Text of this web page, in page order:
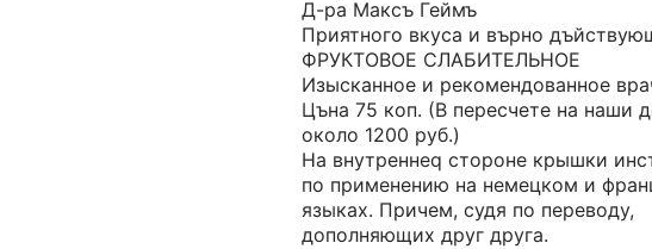
Д-ра Максъ Геймъ
Приятного вкуса и върно
ФРУКТОВОЕ СЛАБИТЕЛЬНОЕ
Изысканное и рекомендованное
Цъна 75 коп. (В пересчете на наши
около 1200 руб.)
На внутреннеq стороне крышки
по применению на немецком и
языках. Причем, судя по переводу,
дополняющих друг друга.